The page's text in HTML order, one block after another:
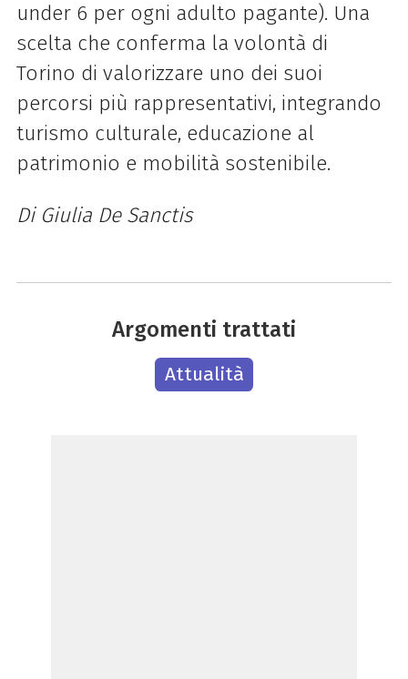
under 6 per ogni adulto pagante). Una
scelta che conferma la volontà di
Torino di valorizzare uno dei suoi
percorsi più rappresentativi, integrando
turismo culturale, educazione al
patrimonio e mobilità sostenibile.
Di Giulia De Sanctis
Argomenti trattati
Attualità